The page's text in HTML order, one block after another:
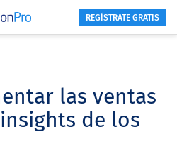
REGÍSTRATE GRATIS
las ventas
de los